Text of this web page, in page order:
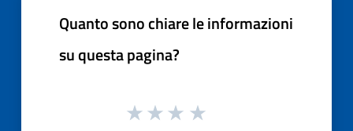
Quanto sono chiare le informazioni
su questa pagina?